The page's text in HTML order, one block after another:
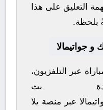
التعليق على هذا
بلحظة.
و جواتيمالا
عبر التلفزيون،
بث
عبر منصة يلا